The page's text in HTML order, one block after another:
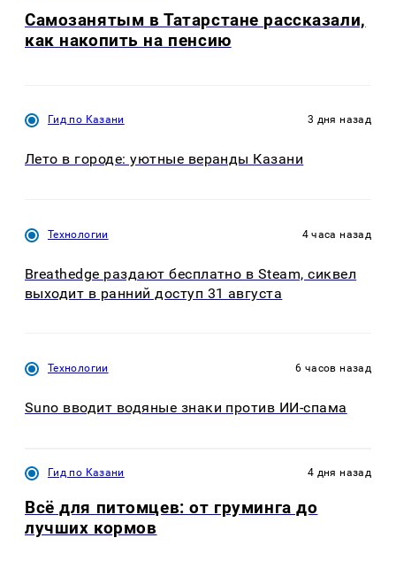
Самозанятым в Татарстане рассказали,
как накопить на пенсию
Гид по Казани 3 дня назад
Лето в городе: уютные веранды Казани
Технологии 4 часа назад
Breathedge раздают бесплатно в Steam, сиквел
выходит в ранний доступ 31 августа
Технологии 6 часов назад
Suno вводит водяные знаки против ИИ-спама
Гид по Казани 4 дня назад
Всё для питомцев: от груминга до
лучших кормов